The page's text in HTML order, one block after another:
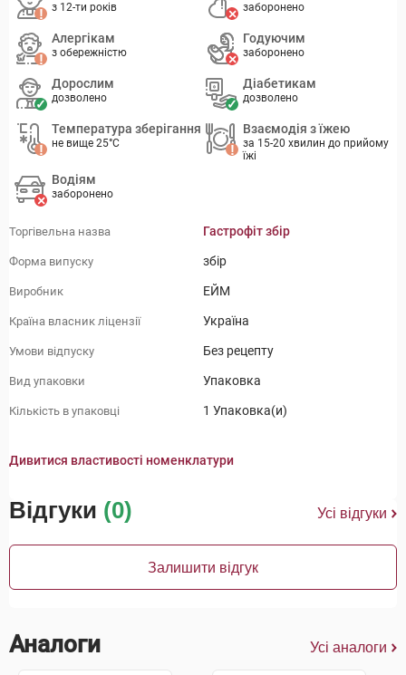
з 12-ти років заборонено
Алергікам
з обережністю
Годуючим
заборонено
Дорослим
дозволено
Діабетикам
дозволено
Температура зберігання
не вище 25°C
Взаємодія з їжею
за 15-20 хвилин до прийому
їжі
Водіям
заборонено
Торгівельна назва Гастрофіт збір
Форма випуску збір
Виробник ЕЙМ
Країна власник ліцензії Україна
Умови відпуску Без рецепту
Вид упаковки Упаковка
Кількість в упаковці 1 Упаковка(и)
Дивитися властивості номенклатури
Відгуки (0) Усі відгуки
Залишити відгук
Аналоги Усі аналоги